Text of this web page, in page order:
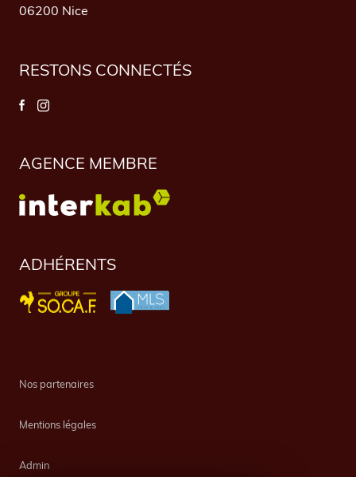
06200 Nice
RESTONS CONNECTÉS
AGENCE MEMBRE
ADHÉRENTS
Nos partenaires
Mentions légales
Admin